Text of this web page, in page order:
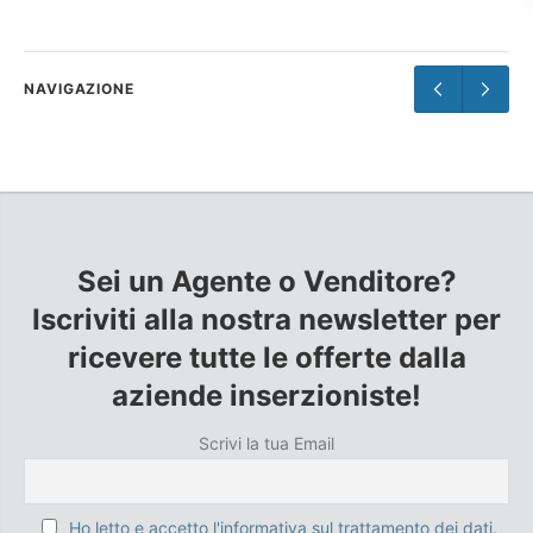
NAVIGAZIONE
Sei un Agente o Venditore?
Iscriviti alla nostra newsletter per
ricevere tutte le offerte dalla
aziende inserzioniste!
Scrivi la tua Email
Ho letto e accetto l'informativa sul trattamento dei dati.